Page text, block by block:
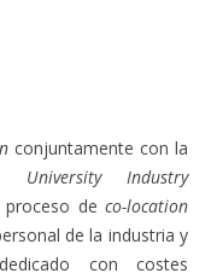
conjuntamente con la
University Industry
proceso deco-location
de la industria y
con costes